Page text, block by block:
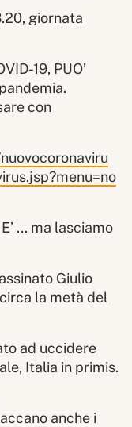
giornata
19, PUO’
con
... ma lasciamo
Giulio
la metà del
ad uccidere
Italia in primis.
anche i